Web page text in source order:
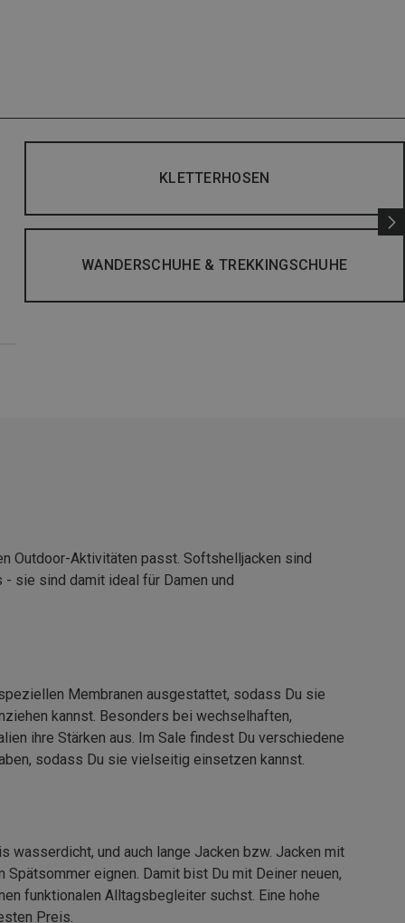
KLETTERHOSEN
WANDERSCHUHE & TREKKINGSCHUHE
Outdoor-Aktivitäten passt. Softshelljacken sind
sie sind damit ideal für Damen und
Membranen ausgestattet, sodass Du sie
kannst. Besonders bei wechselhaften,
ihre Stärken aus. Im Sale findest Du verschiedene
sodass Du sie vielseitig einsetzen kannst.
wasserdicht, und auch lange Jacken bzw. Jacken mit
eignen. Damit bist Du mit Deiner neuen,
funktionalen Alltagsbegleiter suchst. Eine hohe
Preis.